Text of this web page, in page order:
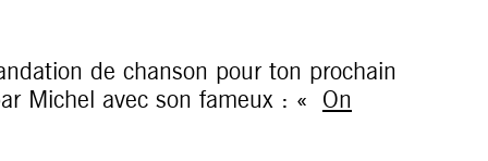
de chanson pour ton prochain
Michel avec son fameux : « On